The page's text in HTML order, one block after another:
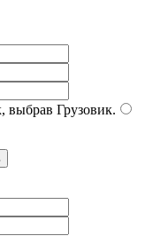
выбрав Грузовик.